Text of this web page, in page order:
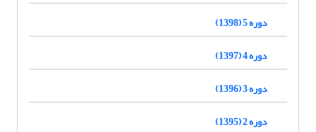
دوره 5 (1398)
دوره 4 (1397)
دوره 3 (1396)
دوره 2 (1395)